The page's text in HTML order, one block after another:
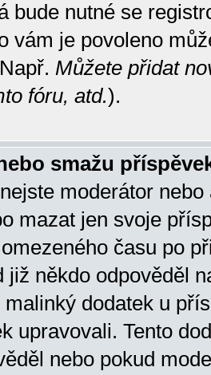
bude nutné se
vám je povoleno
Můžete přidat
fóru, atd.).
smažu
moderátor
mazat jen svoje
času po
již někdo odpověděl
dodatek u
upravovali. Tento
nebo pokud